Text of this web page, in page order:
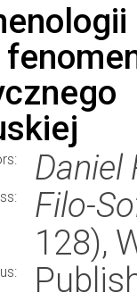
Daniel
Filo-
128),